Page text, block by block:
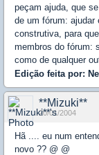
peçam ajuda, que
de um fórum: ajudar
construtiva, para
membros do fórum:
como de qualquer
Edição feita por:
**Mizuki**
20/01/2004
Hã .... eu num
novo ?? @ @